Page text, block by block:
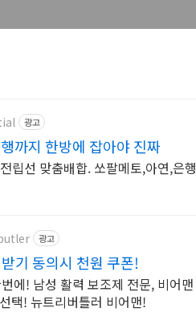
광고
까지 한방에 잡아야 진짜
립선 맞춤배합. 쏘팔메토,아연,은
광고
기 동의시 천원 쿠폰!
에! 남성 활력 보조제 전문, 비어
택! 뉴트리버틀러 비어맨!